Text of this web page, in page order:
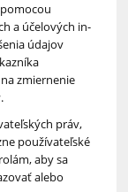
a účelových in-
údajov
zmiernenie
práv,
používateľské
aby sa
alebo